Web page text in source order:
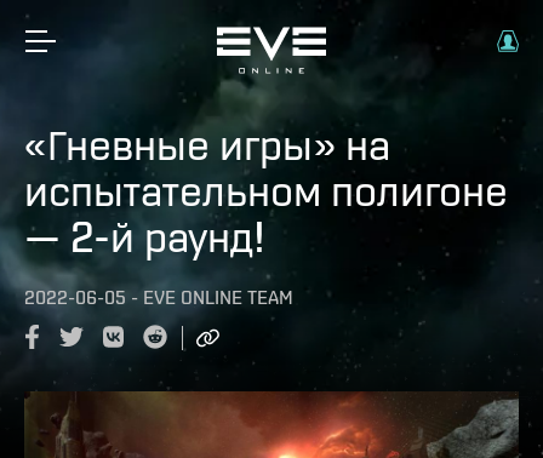
«Гневные игры» на
испытательном полигоне
— 2-й раунд!
2022-06-05 - EVE ONLINE TEAM